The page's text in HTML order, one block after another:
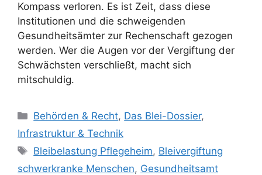
Kompass verloren. Es ist Zeit, dass diese
Institutionen und die schweigenden
Gesundheitsämter zur Rechenschaft gezogen
werden. Wer die Augen vor der Vergiftung der
Schwächsten verschließt, macht sich
mitschuldig.
Kategorien
Behörden & Recht, Das Blei-Dossier,
Infrastruktur & Technik
Schlagwörter
Bleibelastung Pflegeheim, Bleivergiftung
schwerkranke Menschen, Gesundheitsamt